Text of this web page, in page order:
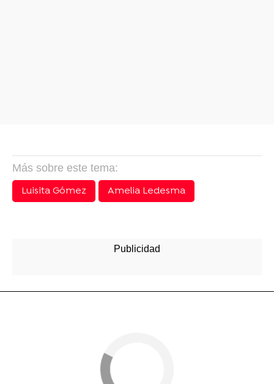
Más sobre este tema:
Luisita Gómez
Amelia Ledesma